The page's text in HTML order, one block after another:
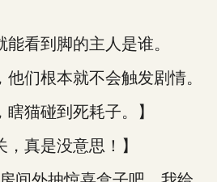
看到脚的主人是谁。
们根本就不会触发剧情。
瞎猫碰到死耗子。】
，真是没意思！】